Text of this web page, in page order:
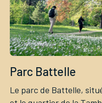
Parc Battelle
Le parc de Battelle,